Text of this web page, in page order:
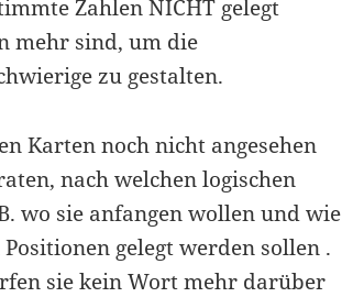
Zahlen NICHT gelegt
mehr sind, um die
zu gestalten.
Karten noch nicht angesehen
nach welchen logischen
wo sie anfangen wollen und wie
gelegt werden sollen .
sie kein Wort mehr darüber